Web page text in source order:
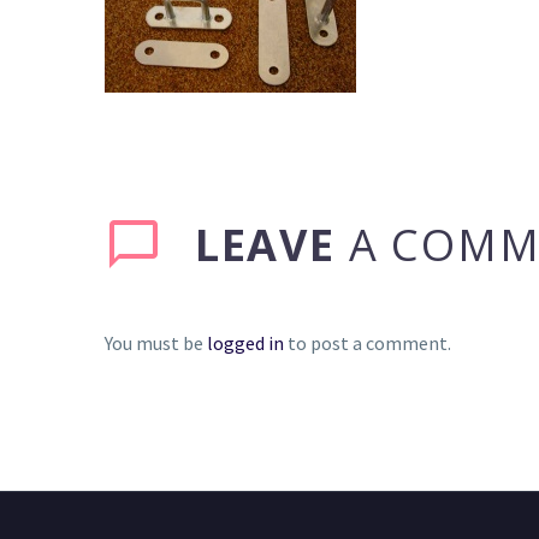
LEAVE A
You must be logged in to post a comment.